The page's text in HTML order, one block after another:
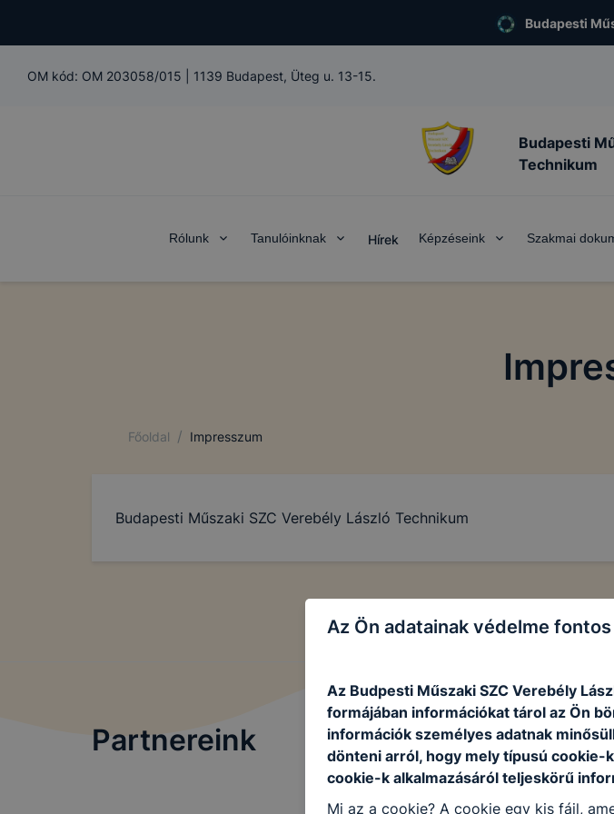
Budapesti
OM kód: OM 203058/015 1139 Budapest, Üteg u. 13-15.
Budapesti
Technikum
Rólunk Tanulóinknak Hírek Képzéseink Szakmai
Főoldal / Impresszum
Budapesti Műszaki SZC Verebély László Technikum
Partnereink
Az Ön adatainak védelme
Az Budpesti Műszaki SZC Verebély
formájában információkat tárol az Ön
információk személyes adatnak
dönteni arról, hogy mely típusú cookie-
cookie-k alkalmazásáról teljeskörű
Mi az a cookie? A cookie egy kis fájl,